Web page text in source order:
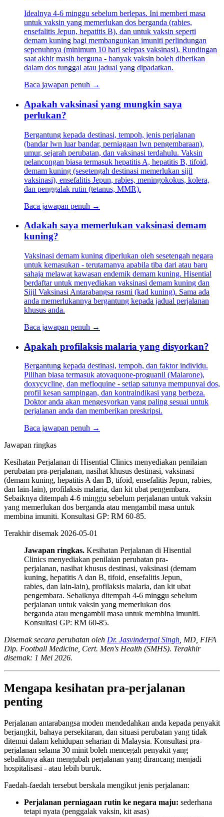
Idealnya 4-6 minggu sebelum berlepas. Ini memberi masa
untuk vaksin yang memerlukan dos berganda (rabies,
ensefalitis Jepun, hepatitis B), dan untuk vaksin seperti
demam kuning bagi membangunkan imuniti perlindungan
sepenuhnya (minimum 10 hari selepas vaksinasi). Rundingan
saat akhir masih berguna - banyak vaksin boleh diberikan
dalam dos tunggal atau jadual yang dipadatkan.
Baca jawapan penuh →
Apakah vaksinasi yang mungkin saya
perlukan?
Bergantung kepada destinasi, tempoh, jenis perjalanan
(bandar lwn luar bandar, perniagaan lwn pengembaraan),
umur, sejarah perubatan, dan vaksinasi terdahulu. Vaksin
pelancongan biasa termasuk hepatitis A, hepatitis B, tifoid,
demam kuning (sesetengah destinasi memerlukan sijil
vaksinasi), ensefalitis Jepun, rabies, meningokokus, kolera,
dan penggalak rutin (tetanus, MMR).
Baca jawapan penuh →
Adakah saya memerlukan vaksinasi demam
kuning?
Vaksinasi demam kuning diperlukan oleh sesetengah negara
untuk kemasukan - terutamanya apabila tiba dari atau baru
sahaja melawat kawasan endemik demam kuning. Hisential
berdaftar untuk menyediakan vaksinasi demam kuning dan
Sijil Vaksinasi Antarabangsa rasmi (kad kuning). Sama ada
anda memerlukannya bergantung kepada jadual perjalanan
khusus anda.
Baca jawapan penuh →
Apakah profilaksis malaria yang disyorkan?
Bergantung kepada destinasi, tempoh, dan faktor individu.
Pilihan biasa termasuk atovaquone-proguanil (Malarone),
doxycycline, dan mefloquine - setiap satunya mempunyai dos,
profil kesan sampingan, dan kontraindikasi yang berbeza.
Doktor anda akan mengesyorkan yang paling sesuai untuk
perjalanan anda dan memberikan preskripsi.
Baca jawapan penuh →
Jawapan ringkas
Kesihatan Perjalanan di Hisential Clinics menyediakan penilaian
perubatan pra-perjalanan, nasihat khusus destinasi, vaksinasi
(demam kuning, hepatitis A dan B, tifoid, ensefalitis Jepun, rabies,
dan lain-lain), profilaksis malaria, dan kit ubat pengembara.
Sebaiknya ditempah 4-6 minggu sebelum perjalanan untuk vaksin
yang memerlukan dos berganda atau mengambil masa untuk
membina imuniti. Konsultasi GP: RM 60-85.
Terakhir disemak 2026-05-01
Jawapan ringkas. Kesihatan Perjalanan di Hisential
Clinics menyediakan penilaian perubatan pra-
perjalanan, nasihat khusus destinasi, vaksinasi (demam
kuning, hepatitis A dan B, tifoid, ensefalitis Jepun,
rabies, dan lain-lain), profilaksis malaria, dan kit ubat
pengembara. Sebaiknya ditempah 4-6 minggu sebelum
perjalanan untuk vaksin yang memerlukan dos
berganda atau mengambil masa untuk membina imuniti.
Konsultasi GP: RM 60-85.
Disemak secara perubatan oleh Dr. Jasvinderpal Singh , MD, FIFA
Dip. Football Medicine, Cert. Men's Health (SMHS). Terakhir
disemak: 1 Mei 2026.
Mengapa kesihatan pra-perjalanan
penting
Perjalanan antarabangsa moden mendedahkan anda kepada penyakit
berjangkit, bahaya persekitaran, dan situasi perubatan yang tidak
ditemui dalam kehidupan seharian di Malaysia. Konsultasi pra-
perjalanan selama 30 minit boleh mencegah penyakit yang
sebaliknya akan mengubah perjalanan yang dirancang menjadi
hospitalisasi - atau lebih buruk.
Faedah-faedah tersebut berskala mengikut jenis perjalanan:
Perjalanan perniagaan rutin ke negara maju: sederhana
tetapi nyata (penggalak vaksin, kit asas)